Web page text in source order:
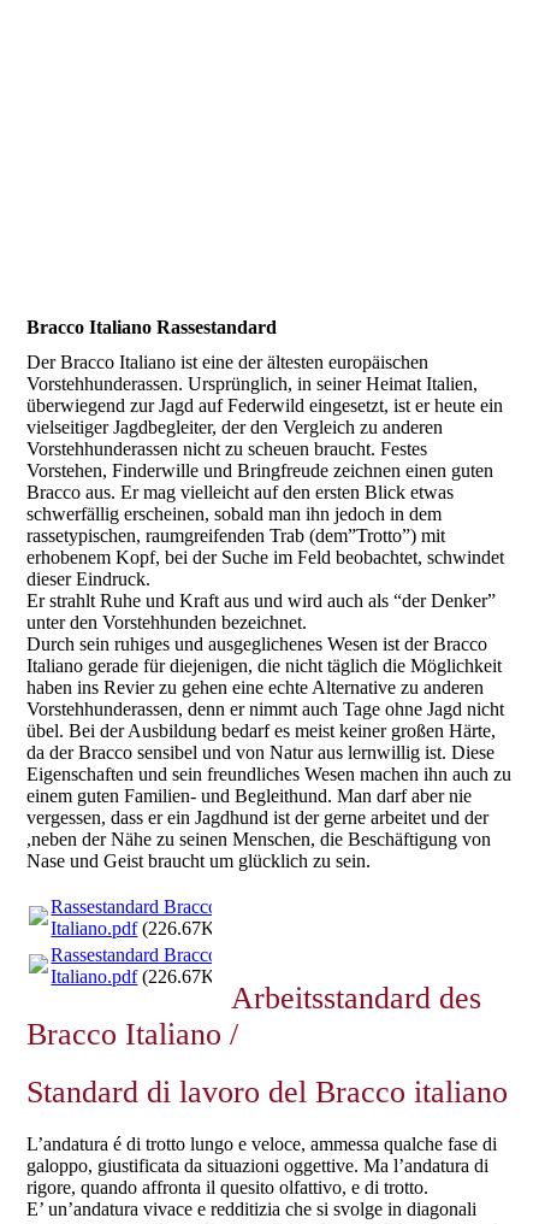
Bracco Italiano Rassestandard
Der Bracco Italiano ist eine der ältesten europäischen
Vorstehhunderassen. Ursprünglich, in seiner Heimat Italien,
überwiegend zur Jagd auf Federwild eingesetzt, ist er heute ein
vielseitiger Jagdbegleiter, der den Vergleich zu anderen
Vorstehhunderassen nicht zu scheuen braucht. Festes
Vorstehen, Finderwille und Bringfreude zeichnen einen guten
Bracco aus. Er mag vielleicht auf den ersten Blick etwas
schwerfällig erscheinen, sobald man ihn jedoch in dem
rassetypischen, raumgreifenden Trab (dem”Trotto”) mit
erhobenem Kopf, bei der Suche im Feld beobachtet, schwindet
dieser Eindruck.
Er strahlt Ruhe und Kraft aus und wird auch als “der Denker”
unter den Vorstehhunden bezeichnet.
Durch sein ruhiges und ausgeglichenes Wesen ist der Bracco
Italiano gerade für diejenigen, die nicht täglich die Möglichkeit
haben ins Revier zu gehen eine echte Alternative zu anderen
Vorstehhunderassen, denn er nimmt auch Tage ohne Jagd nicht
übel. Bei der Ausbildung bedarf es meist keiner großen Härte,
da der Bracco sensibel und von Natur aus lernwillig ist. Diese
Eigenschaften und sein freundliches Wesen machen ihn auch zu
einem guten Familien- und Begleithund. Man darf aber nie
vergessen, dass er ein Jagdhund ist der gerne arbeitet und der
,neben der Nähe zu seinen Menschen, die Beschäftigung von
Nase und Geist braucht um glücklich zu sein.
Rassestandard Bracco
Italiano.pdf(226.67KB)
Rassestandard Bracco
Italiano.pdf(226.67KB)
Arbeitsstandard des
Bracco Italiano /
Standard di lavoro del Bracco italiano
L’andatura é di trotto lungo e veloce, ammessa qualche fase di
galoppo, giustificata da situazioni oggettive. Ma l’andatura di
rigore, quando affronta il quesito olfattivo, e di trotto.
E’ un’andatura vivace e redditizia che si svolge in diagonali